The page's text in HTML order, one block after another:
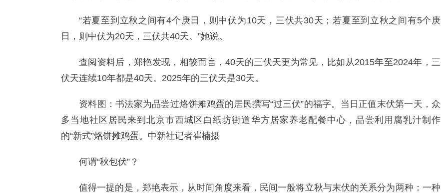
“若夏至到立秋之间有4个庚日，则中伏为10天，三伏共30天；若夏至到立秋之间有5个庚
日，则中伏为20天，三伏共40天。”她说。
查阅资料后，郑艳发现，相较而言，40天的三伏天更为常见，比如从2015年至2024年，三
伏天连续10年都是40天。2025年的三伏天是30天。
资料图：书法家为品尝过烙饼摊鸡蛋的居民撰写“过三伏”的福字。当日正值末伏第一天，众
多当地社区居民来到北京市西城区白纸坊街道华方居家养老配餐中心，品尝利用腐乳汁制作
的“新式”烙饼摊鸡蛋。中新社记者崔楠摄
何谓“秋包伏”？
值得一提的是，郑艳表示，从时间角度来看，民间一般将立秋与末伏的关系分为两种：一种